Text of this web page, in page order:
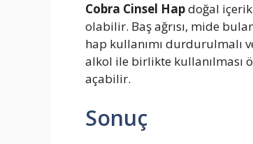
Cobra Cinsel Hapdoğal
olabilir. Baş ağrısı, mide
hap kullanımı durdurulmalı
alkol ile birlikte kullanılması
açabilir.
Sonuç